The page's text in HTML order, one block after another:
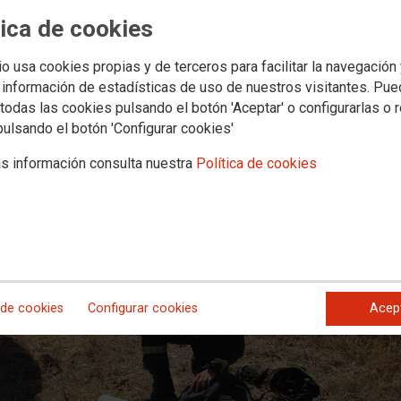
de cookies
usa cookies propias y de terceros para facilitar la navegación
de estadísticas de uso de nuestros visitantes.
las cookies pulsando el botón 'Aceptar' o configurarlas o
el botón 'Configurar cookies'
información consulta nuestra Política de cookies
cookies Configurar cookies
las remuneraciones
el servicio
sentencias serán recurridas ante el Tribunal Supremo porque